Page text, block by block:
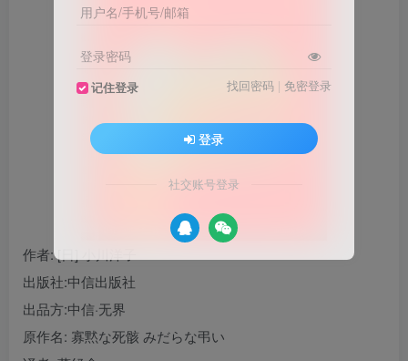
作者: [日] 小川洋子
出版社:中信出版社
出品方:中信·无界
原作名: 寡黙な死骸 みだらな弔い
用户名/手机号/邮箱
登录密码
记住登录 找回密码 | 免密登录
登录
社交账号登录